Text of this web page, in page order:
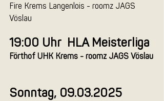
Fire Krems Langenlois - roomz JAGS
Vöslau
19:00 Uhr  HLA Meisterliga
Förthof UHK Krems - roomz JAGS Vöslau
Sonntag, 09.03.2025